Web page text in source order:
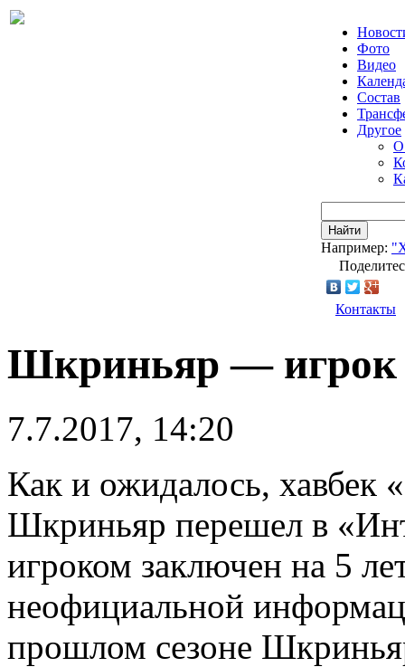
Фото
Видео
Состав
Другое
О
Найти
Например:
Контакты
Шкриньяр — игрок
7.7.2017, 14:20
Как и ожидалось,
Шкриньяр перешел в
игроком заключен на 5
неофициальной
прошлом сезоне